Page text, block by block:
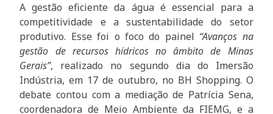
A gestão eficiente da água é essencial para a
competitividade e a sustentabilidade do setor
produtivo. Esse foi o foco do painel “Avanços na
gestão de recursos hídricos no âmbito de Minas
Gerais”, realizado no segundo dia do Imersão
Indústria, em 17 de outubro, no BH Shopping. O
debate contou com a mediação de Patrícia Sena,
coordenadora de Meio Ambiente da FIEMG, e a